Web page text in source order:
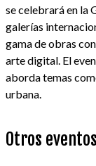
se celebrará en la
galerías
gama de obras
arte digital. El
aborda temas
urbana.
Otros